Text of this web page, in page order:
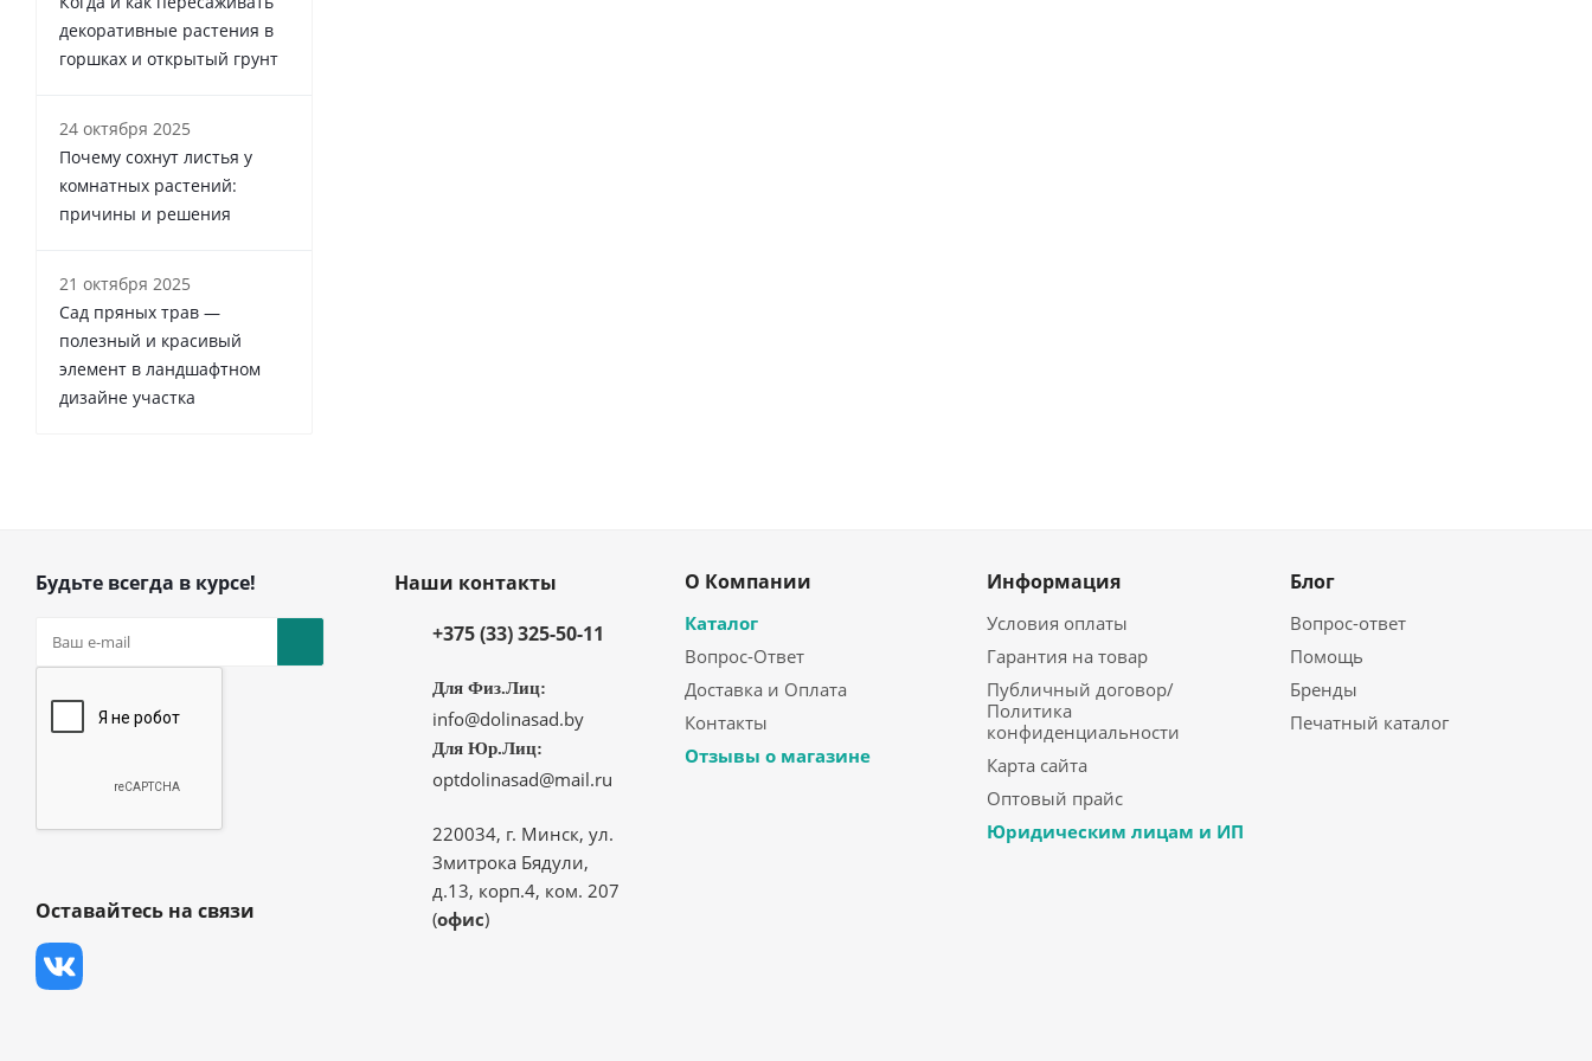
декоративные растения в
горшках и открытый грунт
24 октября 2025
Почему сохнут листья у
комнатных растений:
причины и решения
21 октября 2025
Сад пряных трав —
полезный и красивый
элемент в ландшафтном
дизайне участка
Будьте всегда в курсе!
Оставайтесь на связи
Наши контакты
+375 (33) 325-50-11
Для Физ.Лиц:
info@dolinasad.by
Для Юр.Лиц:
optdolinasad@mail.ru
220034, г. Минск, ул.
Змитрока Бядули,
д.13, корп.4, ком. 207
(офис)
О Компании
Каталог
Вопрос-Ответ
Доставка и Оплата
Контакты
Отзывы о магазине
Информация
Условия оплаты
Гарантия на товар
Публичный договор/
Политика
конфиденциальности
Карта сайта
Оптовый прайс
Юридическим лицам и ИП
Блог
Вопрос-ответ
Помощь
Бренды
Печатный каталог